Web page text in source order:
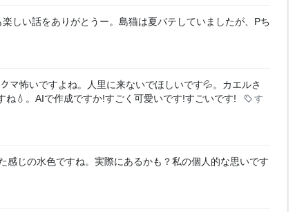
しい話をありがとうー。島猫は夏バテしていましたが、Pち
マ怖いですよね。人里に来ないでほしいです💦。カエルさ
ね💧。AIで作成ですか!すごく可愛いです!すごいです!
す
感じの水色ですね。実際にあるかも？私の個人的な思いです